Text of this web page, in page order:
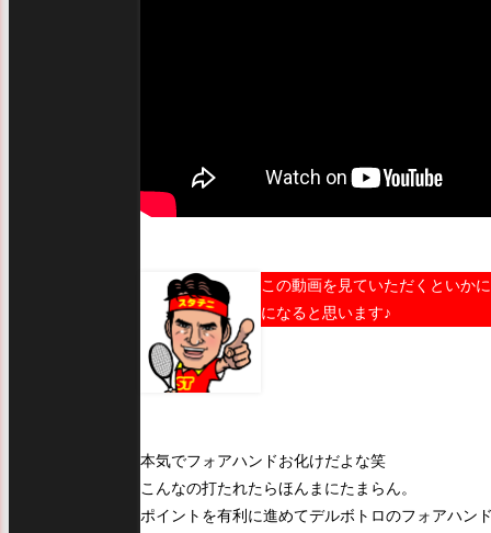
この動画を見ていただくといか
になると思います♪
本気でフォアハンドお化けだよな笑
こんなの打たれたらほんまにたまらん。
ポイントを有利に進めてデルボトロのフォアハン